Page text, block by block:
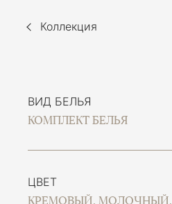
Коллекция
ВИД БЕЛЬЯ
КОМПЛЕКТ БЕЛЬЯ
ЦВЕТ
КРЕМОВЫЙ, МОЛОЧНЫЙ,